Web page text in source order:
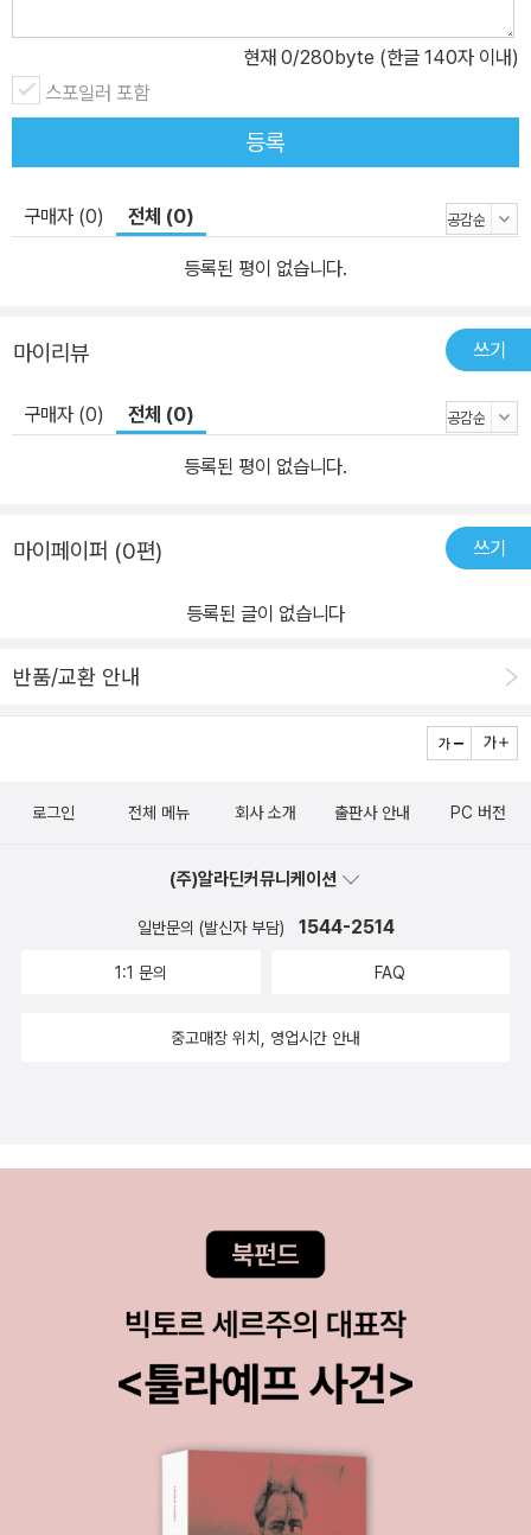
현재 0/280byte (한글 140자 이내)
스포일러 포함
등록
구매자 (0) 전체 (0)
등록된 평이 없습니다.
마이리뷰 쓰기
구매자 (0) 전체 (0)
등록된 평이 없습니다.
마이페이퍼 (0편) 쓰기
등록된 글이 없습니다
반품/교환 안내
로그인 전체 메뉴 회사 소개 출판사 안내 PC 버전
(주)알라딘커뮤니케이션
일반문의 (발신자 부담) 1544-2514
1:1 문의 FAQ
중고매장 위치, 영업시간 안내